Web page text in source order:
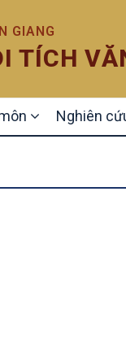
GIANG
TÍCH
Nghiên